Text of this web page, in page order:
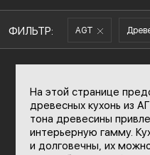
ФИЛЬТР: AGT
На этой странице
древесных кухонь из
тона древесины
интерьерную гамму.
и долговечны, их